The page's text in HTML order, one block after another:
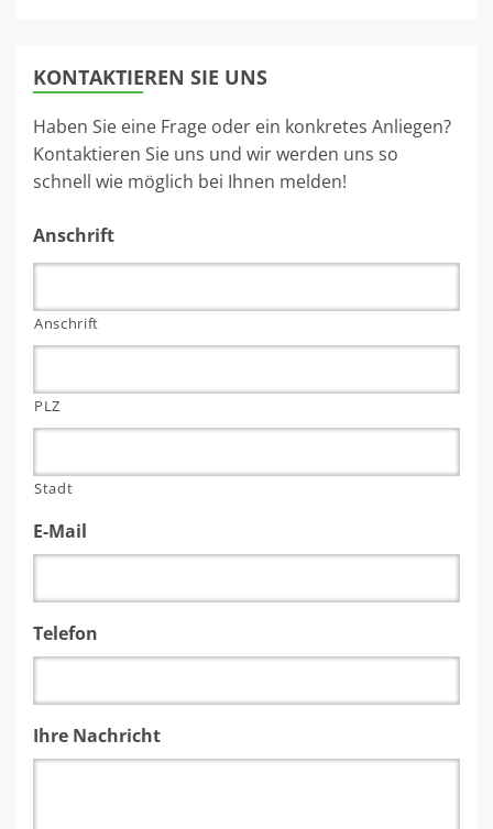
KONTAKTIEREN SIE UNS
Haben Sie eine Frage oder ein konkretes Anliegen?
Kontaktieren Sie uns und wir werden uns so
schnell wie möglich bei Ihnen melden!
Anschrift
Anschrift
PLZ
Stadt
E-Mail
Telefon
Ihre Nachricht